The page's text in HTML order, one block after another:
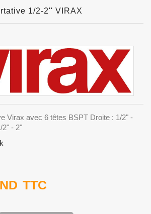
1/2-2'' VIRAX
Virax avec 6 têtes BSPT Droite : 1/2" -
2" - 2"
TTC